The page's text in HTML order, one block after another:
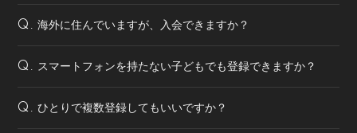
Q. 海外に住んでいますが、入会できますか？
Q. スマートフォンを持たない子どもでも登録できますか？
Q. ひとりで複数登録してもいいですか？